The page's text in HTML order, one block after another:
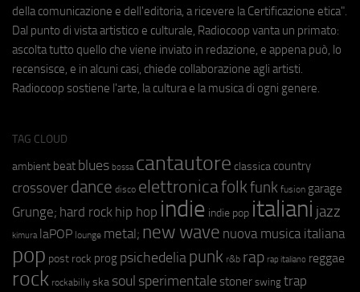
della comunicazione e dell'editoria, a ricevere la Certificazione etica".
Dal punto di vista artistico e culturale, Radiocoop vanta un primato:
ascolta tutto quello che viene inviato in redazione, e appena può, lo
recensisce, e in alcuni casi, chiede collaborazione agli artisti.
Radiocoop sostiene l'arte, la cultura e la musica di ogni genere.
TAG CLOUD
ambient beat blues bossa cantautore classica country
crossover dance disco elettronicafolkfunk fusion garage
Grunge; hard rock hip hop indie indie pop italiani jazz
kimura laPOP lounge metal; new wave nuova musica italiana
pop post rock prog psichedeliapunk r&b rap rap italiano reggae
rock rockabilly ska soul sperimentale stoner swing trap